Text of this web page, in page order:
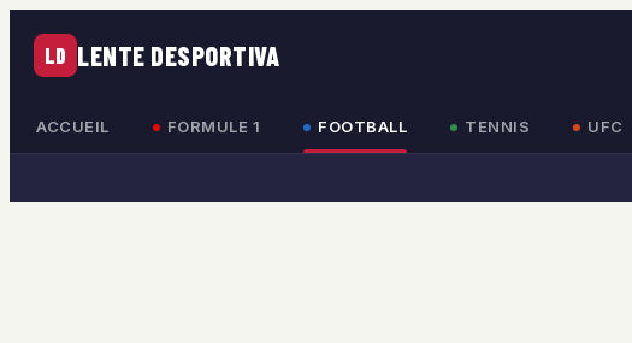
LD LENTE DESPORTIVA
ACCUEIL FORMULE 1 FOOTBALL TENNIS UFC